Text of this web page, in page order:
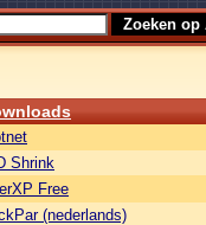
Shrink
Free
(nederlands)